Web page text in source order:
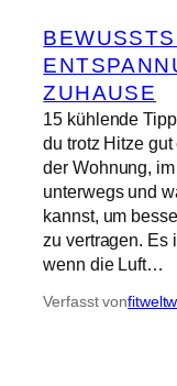
ZUHAUSE
15 kühlende
du trotz Hitze
der Wohnung,
unterwegs und
kannst, um
zu vertragen. Es
wenn die Luft…
Verfasst von